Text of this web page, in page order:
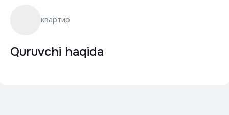
квартир
Quruvchi haqida